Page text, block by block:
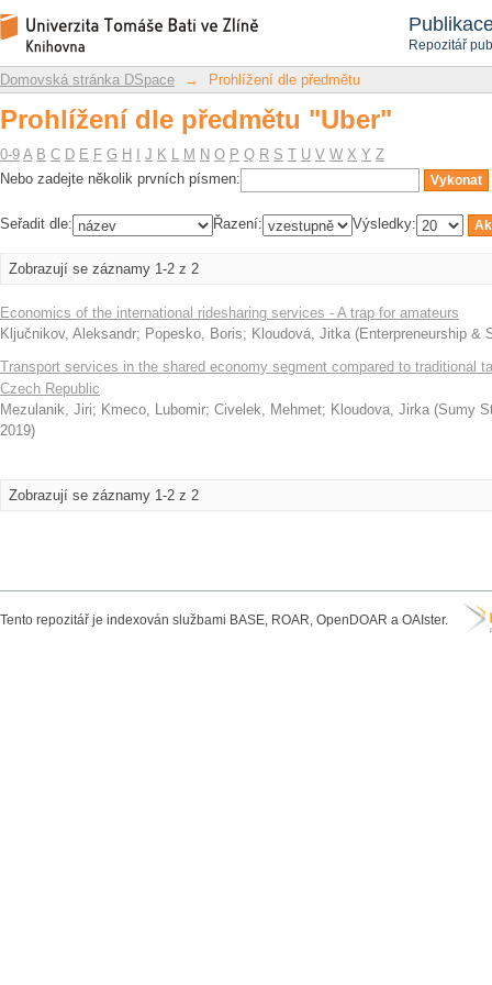
Repozitář
Prohlížení dle předmětu "Uber"
Repozitář DSpace/Manakin
Domovská stránka DSpace → Prohlížení dle předmětu
Prohlížení dle předmětu "Uber"
0-9 A B C D E F G H J K L M N O P Q R S T U V W X Y Z
Nebo zadejte několik prvních písmen:
Seřadit dle: Řazení: Výsledky:
Zobrazují se záznamy 1-2 z 2
Economics of the international ridesharing services - A trap for amateurs
Ključnikov, Aleksandr; Popesko, Boris; Kloudová, Jitka (Enterpreneurship &
Transport services in the shared economy segment compared to traditional
Czech Republic
Mezulanik, Jiri; Kmeco, Lubomir; Civelek, Mehmet; Kloudova, Jirka (Sumy
2019)
Zobrazují se záznamy 1-2 z 2
Tento repozitář je indexován službami BASE, ROAR, OpenDOAR a OAIster.